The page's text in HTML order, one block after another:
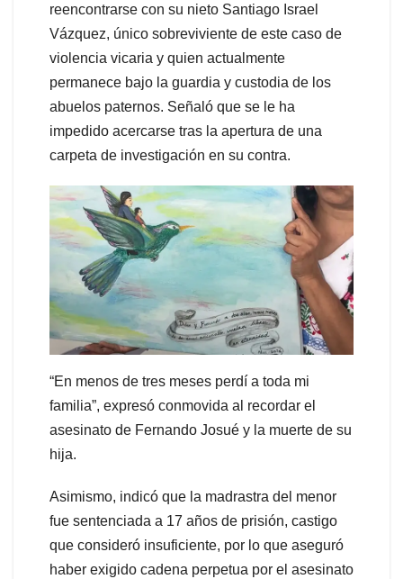
reencontrarse con su nieto Santiago Israel
Vázquez, único sobreviviente de este caso de
violencia vicaria y quien actualmente
permanece bajo la guardia y custodia de los
abuelos paternos. Señaló que se le ha
impedido acercarse tras la apertura de una
carpeta de investigación en su contra.
“En menos de tres meses perdí a toda mi
familia”, expresó conmovida al recordar el
asesinato de Fernando Josué y la muerte de su
hija.
Asimismo, indicó que la madrastra del menor
fue sentenciada a 17 años de prisión, castigo
que consideró insuficiente, por lo que aseguró
haber exigido cadena perpetua por el asesinato